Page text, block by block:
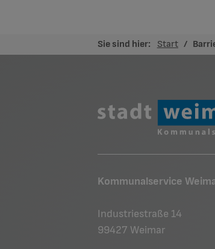
Sie sind hier: Start
Kommunalservice
Industriestraße 14
99427 Weimar